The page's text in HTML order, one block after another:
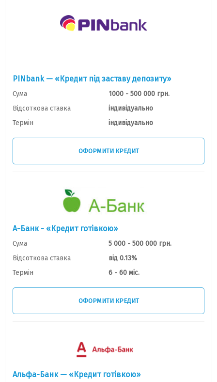
PINbank — «Кредит під заставу депозиту»
Сума
1000 - 500 000 грн.
Відсоткова ставка
індивідуально
Термін
індивідуально
ОФОРМИТИ КРЕДИТ
А-Банк - «Кредит готівкою»
Сума
5 000 - 500 000 грн.
Відсоткова ставка
від 0.13%
Термін
6 - 60 міс.
ОФОРМИТИ КРЕДИТ
Альфа-Банк — «Кредит готівкою»